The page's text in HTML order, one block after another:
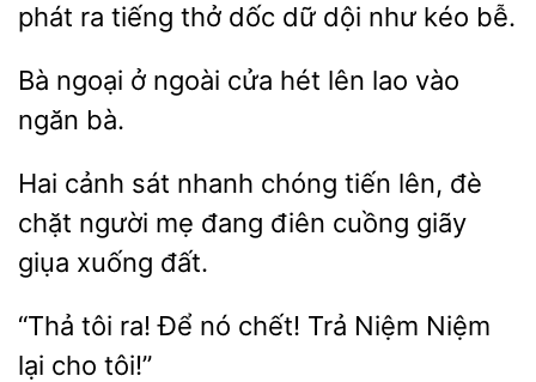
phát ra tiếng thở dốc
dội như kéo bễ.
Bà ngoại ngoài cửa hét
lao vào
ngăn
Hai
sát nhanh chóng tiến lên, đè
chặt người mẹ
điên cuồng
giụa xuống đất.
“Thả ra! Để chết!
Niệm Niệm
lại cho tôi!”